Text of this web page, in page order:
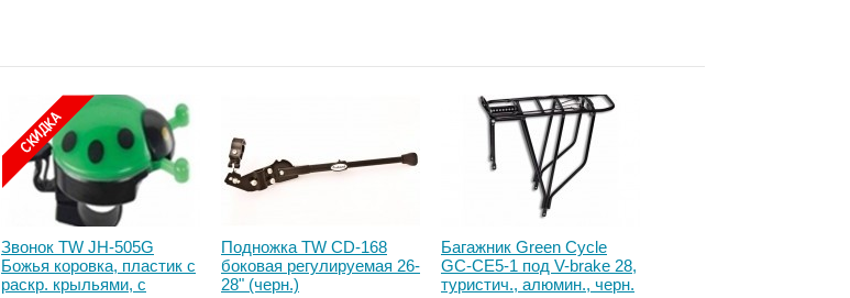
Звонок TW JH-505G
Божья коровка, пластик с
раскр. крыльями, с
Подножка TW CD-168
боковая регулируемая 26-
28" (черн.)
Багажник Green Cycle
GC-CE5-1 под V-brake 28,
туристич., алюмин., черн.